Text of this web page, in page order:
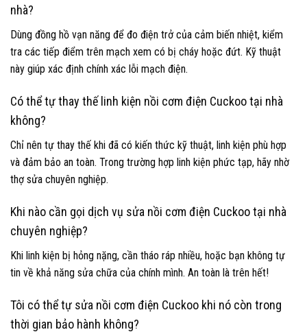
nhà?
Dùng đồng hồ vạn năng để đo điện trở của cảm biến nhiệt, kiểm
tra các tiếp điểm trên mạch xem có bị cháy hoặc đứt. Kỹ thuật
này giúp xác định chính xác lỗi mạch điện.
Có thể tự thay thế linh kiện nồi cơm điện Cuckoo tại nhà
không?
Chỉ nên tự thay thế khi đã có kiến thức kỹ thuật, linh kiện phù hợp
và đảm bảo an toàn. Trong trường hợp linh kiện phức tạp, hãy nhờ
thợ sửa chuyên nghiệp.
Khi nào cần gọi dịch vụ sửa nồi cơm điện Cuckoo tại nhà
chuyên nghiệp?
Khi linh kiện bị hỏng nặng, cần tháo ráp nhiều, hoặc bạn không tự
tin về khả năng sửa chữa của chính mình. An toàn là trên hết!
Tôi có thể tự sửa nồi cơm điện Cuckoo khi nó còn trong
thời gian bảo hành không?